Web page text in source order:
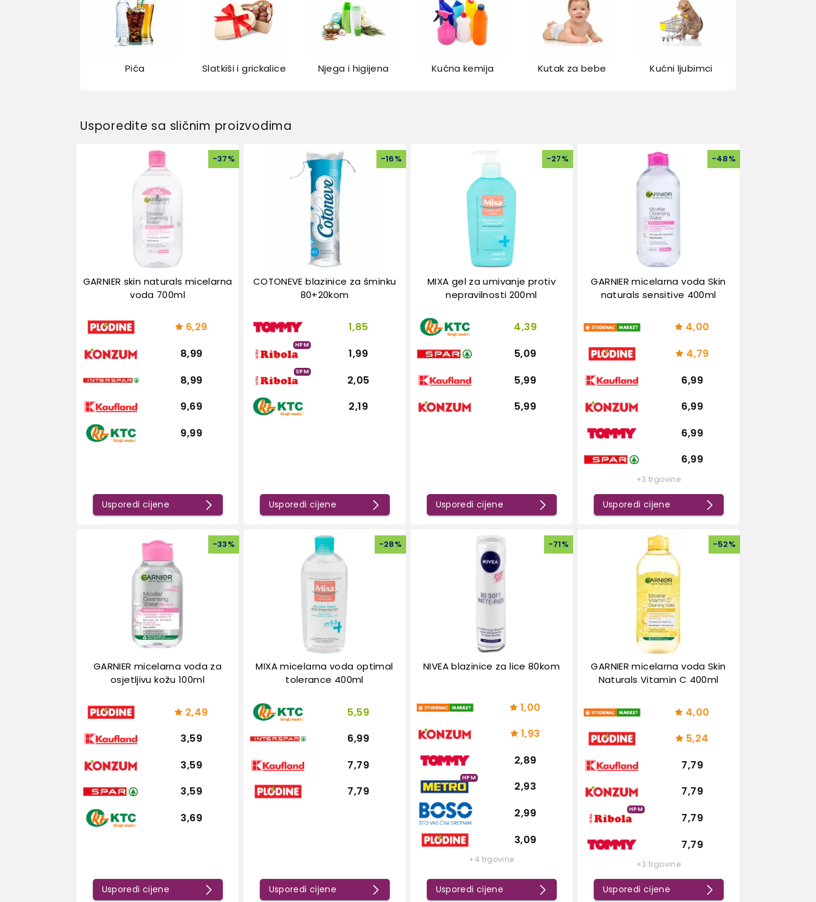
Pića Slatkiši i grickalice Njega i higijena Kućna kemija Kutak za bebe Kućni ljubimci
Usporedite sa sličnim proizvodima
-37%
GARNIER skin naturals micelarna
voda 700ml
6,29
8,99
8,99
9,69
9,99
Usporedi cijene
-16%
COTONEVE blazinice za šminku
80+20kom
1,85
HPM
1,99
SPM
2,05
2,19
Usporedi cijene
-27%
MIXA gel za umivanje protiv
nepravilnosti 200ml
4,39
5,09
5,99
5,99
Usporedi cijene
-48%
GARNIER micelarna voda Skin
naturals sensitive 400ml
4,00
4,79
6,99
6,99
6,99
6,99
+3 trgovine
Usporedi cijene
-33%
GARNIER micelarna voda za
osjetljivu kožu 100ml
2,49
3,59
3,59
3,59
3,69
Usporedi cijene
-28%
MIXA micelarna voda optimal
tolerance 400ml
5,59
6,99
7,79
7,79
Usporedi cijene
-71%
NIVEA blazinice za lice 80kom
1,00
1,93
2,89
HPM
2,93
2,99
3,09
+4 trgovine
Usporedi cijene
-52%
GARNIER micelarna voda Skin
Naturals Vitamin C 400ml
4,00
5,24
7,79
7,79
HPM
7,79
7,79
+3 trgovine
Usporedi cijene